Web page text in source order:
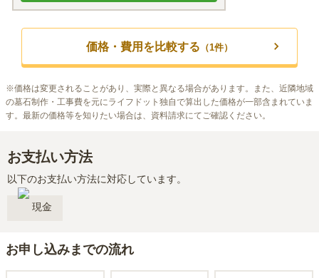
価格・費用を比較する （1件）
※価格は変更されることがあり、実際と異なる場合があります。また、近隣地域
の墓石制作・工事費を元にライフドット独自で算出した価格が一部含まれていま
す。最新の価格等を知りたい場合は、資料請求にてご確認ください。
お支払い方法
以下のお支払い方法に対応しています。
現金
お申し込みまでの流れ